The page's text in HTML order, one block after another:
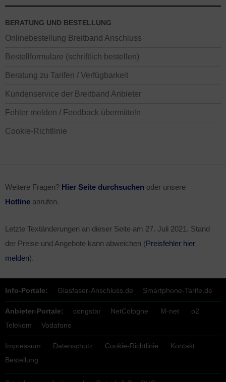
BERATUNG UND BESTELLUNG
Onlinebestellung Breitband Anschluss
Bestellformulare (schriftlich bestellen)
Beratung zu Tarifen / Verfügbarkeit
Kundenservice der Breitband Anbieter
Fehler melden / Feedback übermitteln
Cookie-Richtlinie
Weitere Fragen? Hier Seite durchsuchen oder unsere
Hotline anrufen.
Letzte Textänderungen an dieser Seite am 27. Juli 2021 . Stand
der Preise und Angebote kann abweichen (Preisfehler hier
melden).
Info-Portale: Glasfaser-Anschluss.de Smartphone-Tarife.de
Anbieter-Portale: congstar NetCologne M-net
o2
Telekom
Vodafone
Impressum Datenschutz Cookie-Richtlinie
Kontakt
Bestellung